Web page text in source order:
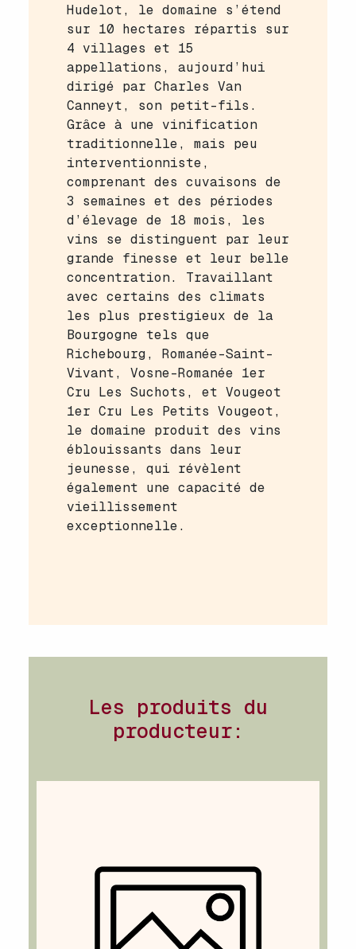
Hudelot, le domaine s’étend
sur 10 hectares répartis sur
4 villages et 15
appellations, aujourd’hui
dirigé par Charles Van
Canneyt, son petit-fils.
Grâce à une vinification
traditionnelle, mais peu
interventionniste,
comprenant des cuvaisons de
3 semaines et des périodes
d’élevage de 18 mois, les
vins se distinguent par leur
grande finesse et leur belle
concentration. Travaillant
avec certains des climats
les plus prestigieux de la
Bourgogne tels que
Richebourg, Romanée-Saint-
Vivant, Vosne-Romanée 1er
Cru Les Suchots, et Vougeot
1er Cru Les Petits Vougeot,
le domaine produit des vins
éblouissants dans leur
jeunesse, qui révèlent
également une capacité de
vieillissement
exceptionnelle.
Les produits du
producteur: